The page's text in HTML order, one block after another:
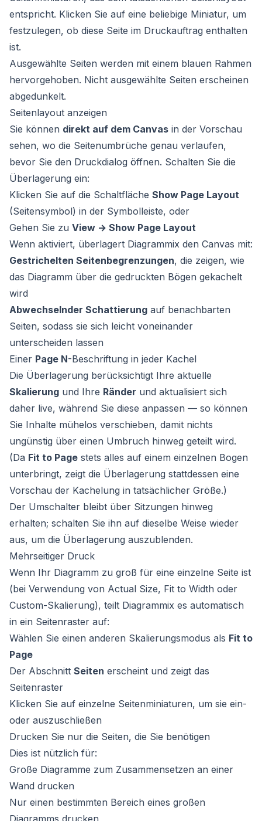
entspricht. Klicken Sie auf eine beliebige Miniatur, um
festzulegen, ob diese Seite im Druckauftrag enthalten
ist.
Ausgewählte Seiten werden mit einem blauen Rahmen
hervorgehoben. Nicht ausgewählte Seiten erscheinen
abgedunkelt.
Seitenlayout anzeigen
Sie können direkt auf dem Canvas in der Vorschau
sehen, wo die Seitenumbrüche genau verlaufen,
bevor Sie den Druckdialog öffnen. Schalten Sie die
Überlagerung ein:
Klicken Sie auf die Schaltfläche Show Page Layout
(Seitensymbol) in der Symbolleiste, oder
Gehen Sie zu View → Show Page Layout
Wenn aktiviert, überlagert Diagrammix den Canvas mit:
Gestrichelten Seitenbegrenzungen, die zeigen, wie
das Diagramm über die gedruckten Bögen gekachelt
wird
Abwechselnder Schattierung auf benachbarten
Seiten, sodass sie sich leicht voneinander
unterscheiden lassen
Einer Page N-Beschriftung in jeder Kachel
Die Überlagerung berücksichtigt Ihre aktuelle
Skalierung und Ihre Ränder und aktualisiert sich
daher live, während Sie diese anpassen — so können
Sie Inhalte mühelos verschieben, damit nichts
ungünstig über einen Umbruch hinweg geteilt wird.
(Da Fit to Page stets alles auf einem einzelnen Bogen
unterbringt, zeigt die Überlagerung stattdessen eine
Vorschau der Kachelung in tatsächlicher Größe.)
Der Umschalter bleibt über Sitzungen hinweg
erhalten; schalten Sie ihn auf dieselbe Weise wieder
aus, um die Überlagerung auszublenden.
Mehrseitiger Druck
Wenn Ihr Diagramm zu groß für eine einzelne Seite ist
(bei Verwendung von Actual Size, Fit to Width oder
Custom-Skalierung), teilt Diagrammix es automatisch
in ein Seitenraster auf:
Wählen Sie einen anderen Skalierungsmodus als Fit to
Page
Der Abschnitt Seiten erscheint und zeigt das
Seitenraster
Klicken Sie auf einzelne Seitenminiaturen, um sie ein-
oder auszuschließen
Drucken Sie nur die Seiten, die Sie benötigen
Dies ist nützlich für:
Große Diagramme zum Zusammensetzen an einer
Wand drucken
Nur einen bestimmten Bereich eines großen
Diagramms drucken